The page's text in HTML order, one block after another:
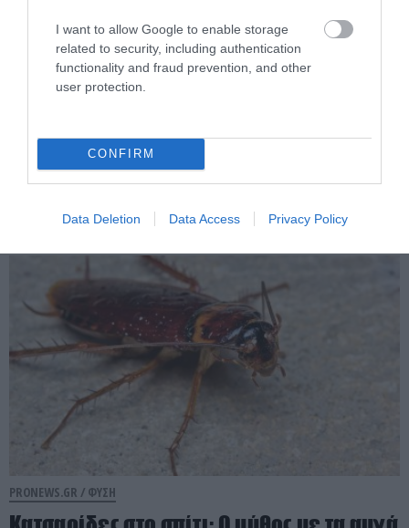
I want to allow Google to enable storage
related to security, including authentication
functionality and fraud prevention, and other
user protection.
CONFIRM
Data Deletion Data Access Privacy Policy
Το έντομο που θεωρείται ένα από τα
μεγαλύτερα «θαύματα μηχανικής» της
φύσης
PRONEWS.GR / ΦΥΣΗ